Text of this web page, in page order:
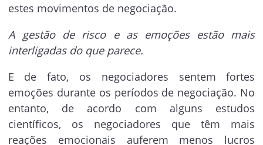
estes movimentos de negociação.
A gestão de risco e as emoções estão mais
interligadas do que parece.
E de fato, os negociadores sentem fortes
emoções durante os períodos de negociação. No
entanto, de acordo com alguns estudos
científicos, os negociadores que têm mais
reações emocionais auferem menos lucros